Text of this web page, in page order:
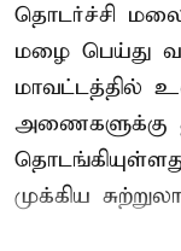
தொடர்ச்சி
மழை பெய்து
மாவட்டத்தில்
அணைகளுக்கு
முக்கிய